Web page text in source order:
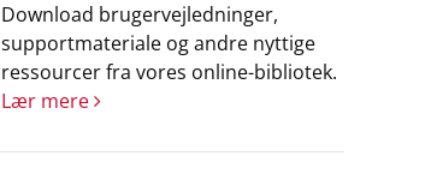
Download brugervejledninger,
supportmateriale og andre nyttige
ressourcer fra vores online-bibliotek.
Lær mere